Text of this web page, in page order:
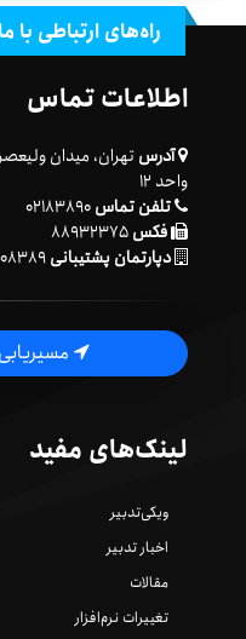
راه‌های ارتباطی با ما
اطلاعات تماس
آدرس
واحد ۱۲
تلفن تماس۰۲۱۸۳۸۹۰
فکس
دپارتمان پشتیبانی
لینک‌های مفید
ویکی‌تدبیر
اخبار تدبیر
مقالات
تغییرات نرم‌افزار